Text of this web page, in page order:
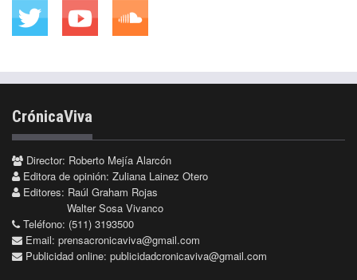
CrónicaViva
Director: Roberto Mejía Alarcón
Editora de opinión: Zuliana Lainez Otero
Editores: Raúl Graham Rojas
Walter Sosa Vivanco
Teléfono: (511) 3193500
Email: prensacronicaviva@gmail.com
Publicidad online: publicidadcronicaviva@gmail.com